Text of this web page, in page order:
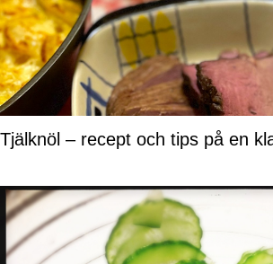
Tjälknöl – recept och tips på en